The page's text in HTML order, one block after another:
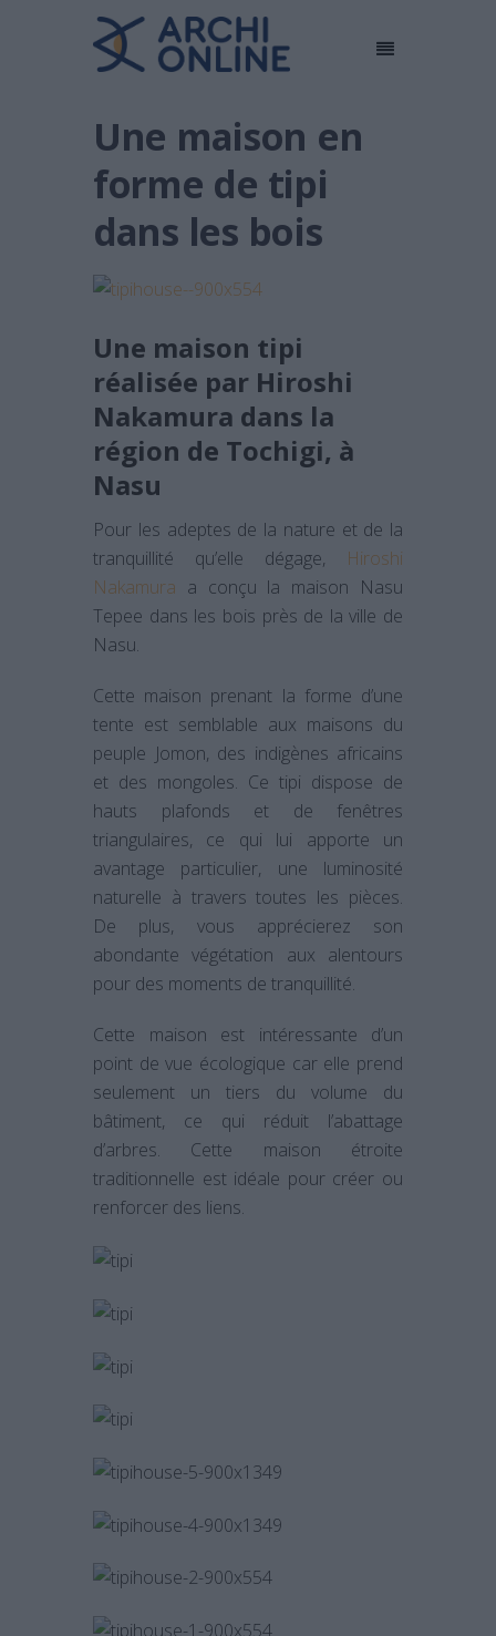
Une maison en
forme de tipi
dans les bois
Une maison tipi
réalisée par Hiroshi
Nakamura dans la
région de Tochigi, à
Nasu
Pour les adeptes de la nature et de la
tranquillité qu’elle dégage, Hiroshi
Nakamura a conçu la maison Nasu
Tepee dans les bois près de la ville de
Nasu.
Cette maison prenant la forme d’une
tente est semblable aux maisons du
peuple Jomon, des indigènes africains
et des mongoles. Ce tipi dispose de
hauts plafonds et de fenêtres
triangulaires, ce qui lui apporte un
avantage particulier, une luminosité
naturelle à travers toutes les pièces.
De plus, vous apprécierez son
abondante végétation aux alentours
pour des moments de tranquillité.
Cette maison est intéressante d’un
point de vue écologique car elle prend
seulement un tiers du volume du
bâtiment, ce qui réduit l’abattage
d’arbres. Cette maison étroite
traditionnelle est idéale pour créer ou
renforcer des liens.